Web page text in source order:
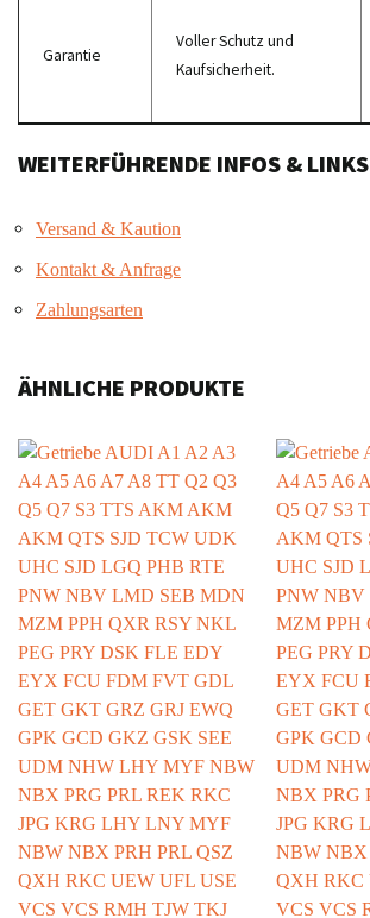
Garantie
Voller Schutz und
Kaufsicherheit.
WEITERFÜHRENDE INFOS & LINKS
Versand & Kaution
Kontakt & Anfrage
Zahlungsarten
ÄHNLICHE PRODUKTE